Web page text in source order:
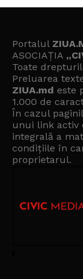
Portalul
ASOCIAȚIA
Toate
Preluarea
ZIUA.md este
1.000 de
În cazul
unui link activ
integrală a
condițiile în
proprietarul.